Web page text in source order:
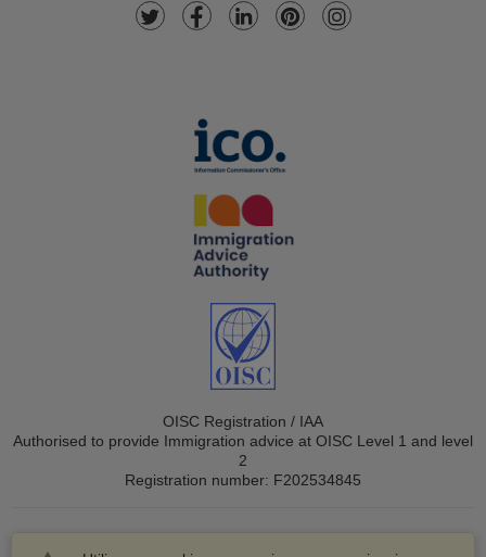
OISC Registration / IAA
Authorised to provide Immigration advice at OISC Level 1 and level
2
Registration number: F202534845